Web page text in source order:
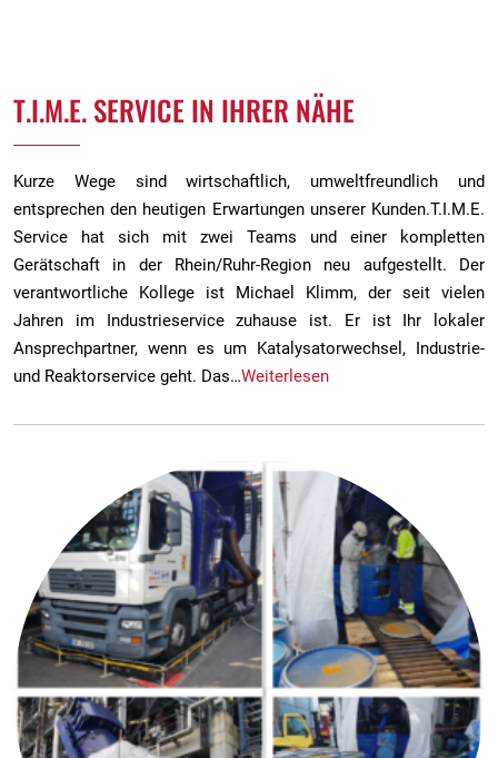
T.I.M.E. SERVICE IN IHRER NÄHE
Kurze Wege sind wirtschaftlich, umweltfreundlich und
entsprechen den heutigen Erwartungen unserer Kunden.T.I.M.E.
Service hat sich mit zwei Teams und einer kompletten
Gerätschaft in der Rhein/Ruhr-Region neu aufgestellt. Der
verantwortliche Kollege ist Michael Klimm, der seit vielen
Jahren im Industrieservice zuhause ist. Er ist Ihr lokaler
Ansprechpartner, wenn es um Katalysatorwechsel, Industrie-
und Reaktorservice geht. Das…Weiterlesen